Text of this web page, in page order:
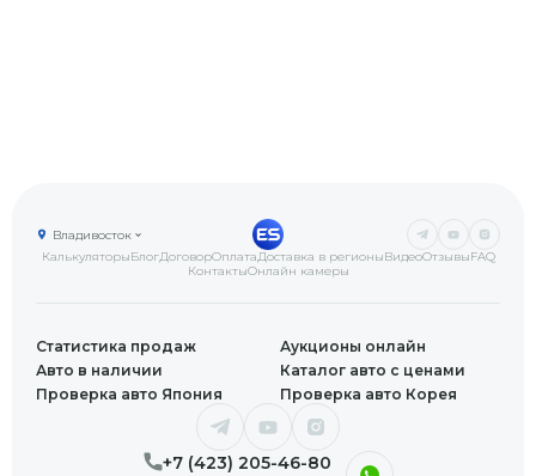
КалькуляторыБлогДоговорОплатаДоставка в регионыВидеоОтзывыFAQ
КонтактыОнлайн камеры
Владивосток
+7 (423) 205-46-80
Статистика продаж
Аукционы онлайн
Авто в наличии
Каталог авто с ценами
Проверка авто Япония
Проверка авто Корея